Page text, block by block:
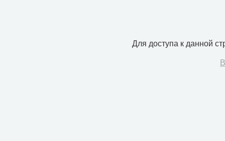
Для доступа к данной